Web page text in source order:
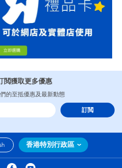
閲獲取更多優惠
的至抵優惠及最新動態
訂閲
香港特別行政區